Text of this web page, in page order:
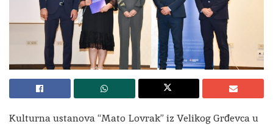
Kulturna ustanova “Mato Lovrak” iz Velikog Grđevca u